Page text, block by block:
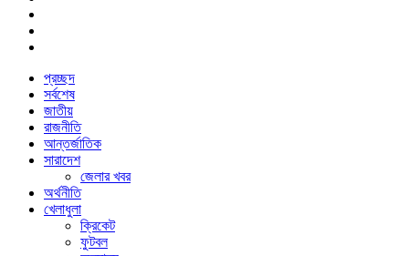
প্রচ্ছদ
সর্বশেষ
জাতীয়
রাজনীতি
আন্তর্জাতিক
সারাদেশ
জেলার খবর
অর্থনীতি
খেলাধুলা
ক্রিকেট
ফুটবল